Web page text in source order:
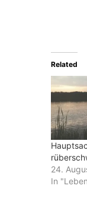
Related
24.
In